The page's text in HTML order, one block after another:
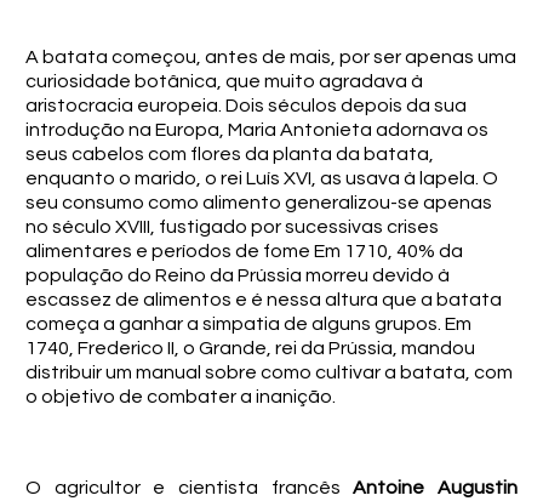
A batata começou, antes de mais, por ser apenas uma
curiosidade botânica, que muito agradava à
aristocracia europeia. Dois séculos depois da sua
introdução na Europa, Maria Antonieta adornava os
seus cabelos com flores da planta da batata,
enquanto o marido, o rei Luís XVI, as usava à lapela. O
seu consumo como alimento generalizou-se apenas
no século XVIII, fustigado por sucessivas crises
alimentares e períodos de fome Em 1710, 40% da
população do Reino da Prússia morreu devido à
escassez de alimentos e é nessa altura que a batata
começa a ganhar a simpatia de alguns grupos. Em
1740, Frederico II, o Grande, rei da Prússia, mandou
distribuir um manual sobre como cultivar a batata, com
o objetivo de combater a inanição.
O agricultor e cientista francêsAntoine Augustin